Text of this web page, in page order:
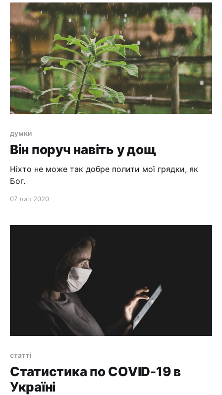
бачимо як через тускле
думки
Він поруч навіть у дощ
Ніхто не може так добре полити мої грядки, як
Бог.
07 лип 2020
статті
Статистика по COVID-19 в
Україні